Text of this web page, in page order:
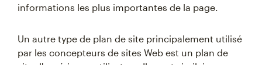
informations les plus importantes de la page.
Un autre type de plan de site principalement utilisé
par les concepteurs de sites Web est un plan de